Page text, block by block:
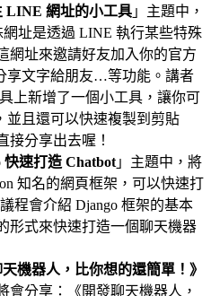
LINE 網址的小工具 」主題中，
址是透過 LINE 執行某些特殊
網址來邀請好友加入你的官方
享文字給朋友…等功能。講者
上新增了一個小工具，讓你可
並且還可以快速複製到剪貼
接分享出去喔！
快速打造 Chatbot 」主題中，將
知名的網頁框架，可以快速打
程會介紹 Django 框架的基本
形式來快速打造一個聊天機器
天機器人，比你想的還簡單！》
會分享：《開發聊天機器人，